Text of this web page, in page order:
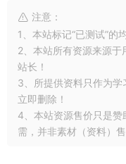
注意：
1、本站标记“已测试”
2、本站所有资源来源
站长！
3、所提供资料只作为
立即删除！
4、本站资源售价只是
需，并非素材（资料）售